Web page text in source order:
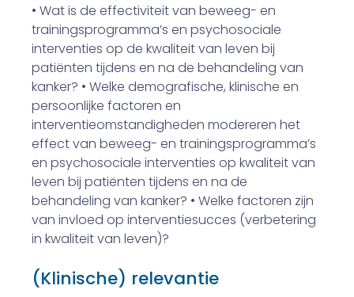
• Wat is de effectiviteit van beweeg- en
trainingsprogramma’s en psychosociale
interventies op de kwaliteit van leven bij
patiënten tijdens en na de behandeling van
kanker? • Welke demografische, klinische en
persoonlijke factoren en
interventieomstandigheden modereren het
effect van beweeg- en trainingsprogramma’s
en psychosociale interventies op kwaliteit van
leven bij patiënten tijdens en na de
behandeling van kanker? • Welke factoren zijn
van invloed op interventiesucces (verbetering
in kwaliteit van leven)?
(Klinische) relevantie